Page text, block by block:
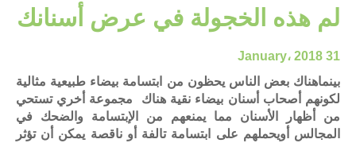
لم هذه الخجولة في عرض أسنانك
31 January، 2018
بينماهناك بعض الناس يحظون من ابتسامة بيضاء طبيعية مثالية
لكونهم أصحاب أسنان بيضاء نقية هناك مجموعة أخري تستحي
من أظهار الأسنان مما يمنعهم من الإبتسامة والضحك في
المجالس أويحملهم على ابتسامة تالفة أو ناقصة يمكن أن تؤثر